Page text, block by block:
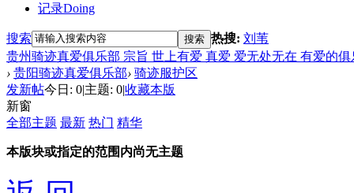
记录Doing
搜索 搜索 热搜: 刘苇
贵州骑迹真爱俱乐部 宗旨 世上有爱 真爱 爱无处无在 有爱的
› 贵阳骑迹真爱俱乐部› 骑迹服护区
发新帖今日: 0|主题: 0|收藏本版
新窗
全部主题 最新 热门 精华
本版块或指定的范围内尚无主题